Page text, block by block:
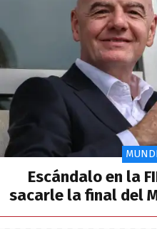
Escándalo en la
sacarle la final del